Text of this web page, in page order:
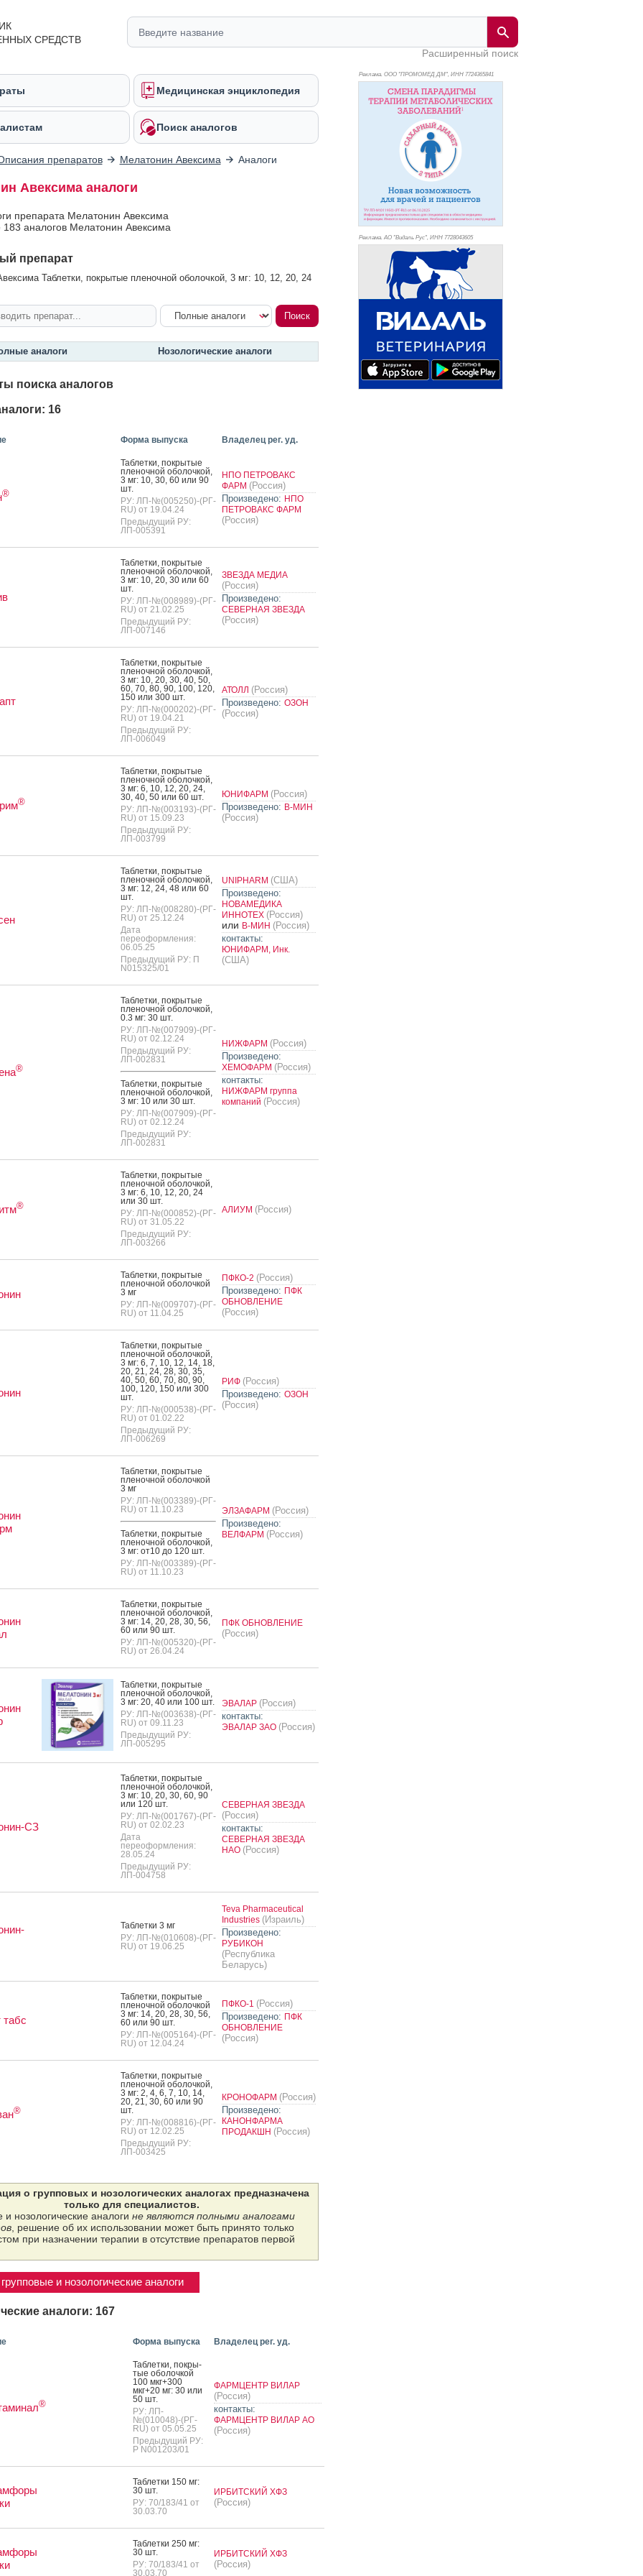
СРЕДСТВ
Расширенный поиск
Медицинская энциклопедия
Поиск аналогов
препаратов Мелатонин Авексима Аналоги
Авексима аналоги
препарата Мелатонин Авексима
183 аналогов Мелатонин Авексима
препарат
Таблетки, покрытые пленочной оболочкой, 3 мг: 10, 12, 20, 24
аналоги Нозологические аналоги
поиска аналогов
16
Форма выпуска Владелец рег. уд.
®
Таб­летки, пок­ры­тые
пле­ноч­ной обо­лоч­кой,
3 мг: 10, 30, 60 или 90
шт.
РУ: ЛП-№(005250)-(РГ-
RU) от 19.04.24
Предыдущий РУ:
ЛП-005391
НПО ПЕТРОВАКС
ФАРМ (Россия)
Произведено: НПО
ПЕТРОВАКС ФАРМ
(Россия)
Таб­летки, пок­ры­тые
пле­ноч­ной обо­лоч­кой,
3 мг: 10, 20, 30 или 60
шт.
РУ: ЛП-№(008989)-(РГ-
RU) от 21.02.25
Предыдущий РУ:
ЛП-007146
ЗВЕЗДА МЕДИА
(Россия)
Произведено:
СЕВЕРНАЯ ЗВЕЗДА
(Россия)
Таб­летки, пок­ры­тые
пле­ноч­ной обо­лоч­кой,
3 мг: 10, 20, 30, 40, 50,
60, 70, 80, 90, 100, 120,
150 или 300 шт.
РУ: ЛП-№(000202)-(РГ-
RU) от 19.04.21
Предыдущий РУ:
ЛП-006049
АТОЛЛ (Россия)
Произведено: ОЗОН
(Россия)
®
Таб­летки, пок­ры­тые
пле­ноч­ной обо­лоч­кой,
3 мг: 6, 10, 12, 20, 24,
30, 40, 50 или 60 шт.
РУ: ЛП-№(003193)-(РГ-
RU) от 15.09.23
Предыдущий РУ:
ЛП-003799
ЮНИФАРМ (Россия)
Произведено: В-МИН
(Россия)
Таб­летки, пок­ры­тые
пле­ноч­ной обо­лоч­кой,
3 мг: 12, 24, 48 или 60
шт.
РУ: ЛП-№(008280)-(РГ-
RU) от 25.12.24
Дата
переоформления:
06.05.25
Предыдущий РУ: П
N015325/01
UNIPHARM (США)
Произведено:
НОВАМЕДИКА
ИННОТЕХ (Россия)
или В-МИН (Россия)
контакты:
ЮНИФАРМ, Инк.
(США)
®
Таб­летки, пок­ры­тые
пле­ноч­ной обо­лоч­кой,
0.3 мг: 30 шт.
РУ: ЛП-№(007909)-(РГ-
RU) от 02.12.24
Предыдущий РУ:
ЛП-002831
Таб­летки, пок­ры­тые
пле­ноч­ной обо­лоч­кой,
3 мг: 10 или 30 шт.
РУ: ЛП-№(007909)-(РГ-
RU) от 02.12.24
Предыдущий РУ:
ЛП-002831
НИЖФАРМ (Россия)
Произведено:
ХЕМОФАРМ (Россия)
контакты:
НИЖФАРМ группа
компаний (Россия)
®
Таб­летки, пок­ры­тые
пле­ноч­ной обо­лоч­кой,
3 мг: 6, 10, 12, 20, 24
или 30 шт.
РУ: ЛП-№(000852)-(РГ-
RU) от 31.05.22
Предыдущий РУ:
ЛП-003266
АЛИУМ (Россия)
Таб­летки, пок­ры­тые
пле­ноч­ной обо­лоч­кой
3 мг
РУ: ЛП-№(009707)-(РГ-
RU) от 11.04.25
ПФКО-2 (Россия)
Произведено: ПФК
ОБНОВЛЕНИЕ
(Россия)
Таб­летки, пок­ры­тые
пле­ноч­ной обо­лоч­кой,
3 мг: 6, 7, 10, 12, 14, 18,
20, 21, 24, 28, 30, 35,
40, 50, 60, 70, 80, 90,
100, 120, 150 или 300
шт.
РУ: ЛП-№(000538)-(РГ-
RU) от 01.02.22
Предыдущий РУ:
ЛП-006269
РИФ (Россия)
Произведено: ОЗОН
(Россия)
Таб­летки, пок­ры­тые
пле­ноч­ной обо­лоч­кой
3 мг
РУ: ЛП-№(003389)-(РГ-
RU) от 11.10.23
Таб­летки, пок­ры­тые
пле­ноч­ной обо­лоч­кой,
3 мг: от10 до 120 шт.
РУ: ЛП-№(003389)-(РГ-
RU) от 11.10.23
ЭЛЗАФАРМ (Россия)
Произведено:
ВЕЛФАРМ (Россия)
Таб­летки, пок­ры­тые
пле­ноч­ной обо­лоч­кой,
3 мг: 14, 20, 28, 30, 56,
60 или 90 шт.
РУ: ЛП-№(005320)-(РГ-
RU) от 26.04.24
ПФК ОБНОВЛЕНИЕ
(Россия)
Таб­летки, пок­ры­тые
пле­ноч­ной обо­лоч­кой,
3 мг: 20, 40 или 100 шт.
РУ: ЛП-№(003638)-(РГ-
RU) от 09.11.23
Предыдущий РУ:
ЛП-005295
ЭВАЛАР (Россия)
контакты:
ЭВАЛАР ЗАО (Россия)
СЗ
Таб­летки, пок­ры­тые
пле­ноч­ной обо­лоч­кой,
3 мг: 10, 20, 30, 60, 90
или 120 шт.
РУ: ЛП-№(001767)-(РГ-
RU) от 02.02.23
Дата
переоформления:
28.05.24
Предыдущий РУ:
ЛП-004758
СЕВЕРНАЯ ЗВЕЗДА
(Россия)
контакты:
СЕВЕРНАЯ ЗВЕЗДА
НАО (Россия)
Таб­летки 3 мг
РУ: ЛП-№(010608)-(РГ-
RU) от 19.06.25
Teva Pharmaceutical
Industries (Израиль)
Произведено:
РУБИКОН
(Республика
Беларусь)
табс
Таб­летки, пок­ры­тые
пле­ноч­ной обо­лоч­кой
3 мг: 14, 20, 28, 30, 56,
60 или 90 шт.
РУ: ЛП-№(005164)-(РГ-
RU) от 12.04.24
ПФКО-1 (Россия)
Произведено: ПФК
ОБНОВЛЕНИЕ
(Россия)
®
Таб­летки, пок­ры­тые
пле­ноч­ной обо­лоч­кой,
3 мг: 2, 4, 6, 7, 10, 14,
20, 21, 30, 60 или 90
шт.
РУ: ЛП-№(008816)-(РГ-
RU) от 12.02.25
Предыдущий РУ:
ЛП-003425
КРОНОФАРМ (Россия)
Произведено:
КАНОНФАРМА
ПРОДАКШН (Россия)
о групповых и нозологических аналогах предназначена
только для специалистов.
и нозологические аналоги не являются полными аналогами
, решение об их использовании может быть принято только
при назначении терапии в отсутствие препаратов первой
и нозологические аналоги
аналоги: 167
Форма выпуска Владелец рег. уд.
®
Таб­летки, пок­ры­
тые обо­лоч­кой
100 мкг+300
мкг+20 мг: 30 или
50 шт.
РУ: ЛП-
№(010048)-(РГ-
RU) от 05.05.25
Предыдущий РУ:
Р N001203/01
ФАРМЦЕНТР ВИЛАР
(Россия)
контакты:
ФАРМЦЕНТР ВИЛАР АО
(Россия)
Таб­летки 150 мг:
30 шт.
РУ: 70/183/41 от
30.03.70
ИРБИТСКИЙ ХФЗ
(Россия)
Таб­летки 250 мг:
30 шт.
РУ: 70/183/41 от
30.03.70
ИРБИТСКИЙ ХФЗ
(Россия)
Реклама. ООО "ПРОМОМЕД ДМ", ИНН 7724365841
Реклама. АО "Видаль Рус", ИНН 7728043605